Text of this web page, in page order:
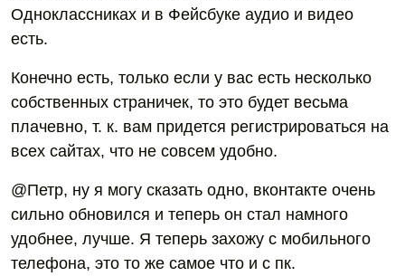
Одноклассниках и в Фейсбуке аудио и видео
есть.
Конечно есть, только если у вас есть несколько
собственных страничек, то это будет весьма
плачевно, т. к. вам придется регистрироваться на
всех сайтах, что не совсем удобно.
@Петр, ну я могу сказать одно, вконтакте очень
сильно обновился и теперь он стал намного
удобнее, лучше. Я теперь захожу с мобильного
телефона, это то же самое что и с пк.